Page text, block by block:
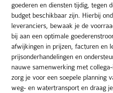
goederen en diensten tijdig, tegen
budget beschikbaar zijn. Hierbij
leveranciers, bewaak je de
bij aan een optimale
afwijkingen in prijzen, facturen en
prijsonderhandelingen en
nauwe samenwerking met
zorg je voor een soepele planning
weg- en watertransport en draag